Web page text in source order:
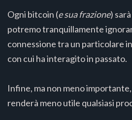
Ogni bitcoin (e sua frazione)
potremo tranquillamente
connessione tra un particolare
con cui ha interagito in passato.
Infine, ma non meno
renderà meno utile qualsiasi